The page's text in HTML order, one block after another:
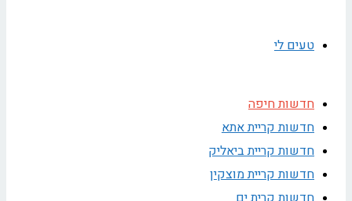
טעים לי
חדשות חיפה
חדשות קריית אתא
חדשות קריית ביאליק
חדשות קריית מוצקין